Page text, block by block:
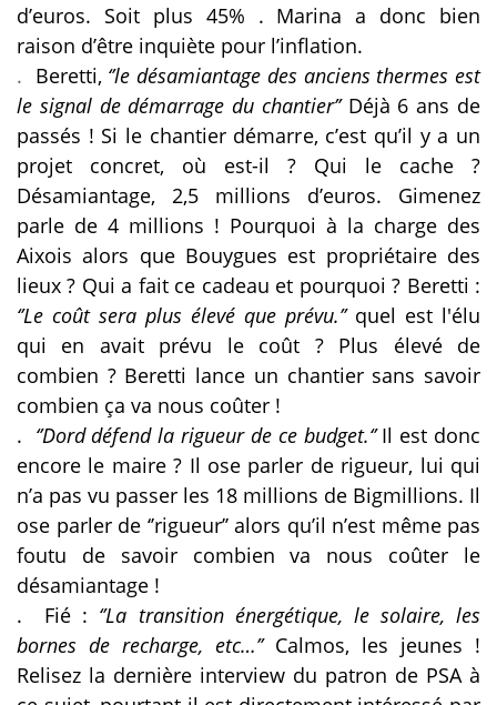
d’euros. Soit plus 45% . Marina a donc bien
raison d’être inquiète pour l’inflation.
. Beretti, ‘’le désamiantage des anciens thermes est
le signal de démarrage du chantier’’Déjà 6 ans de
passés ! Si le chantier démarre, c’est qu’il y a un
projet concret, où est-il ? Qui le cache ?
Désamiantage, 2,5 millions d’euros. Gimenez
parle de 4 millions ! Pourquoi à la charge des
Aixois alors que Bouygues est propriétaire des
lieux ? Qui a fait ce cadeau et pourquoi ? Beretti :
‘’Le coût sera plus élevé que prévu.’’quel est l'élu
qui en avait prévu le coût ? Plus élevé de
combien ? Beretti lance un chantier sans savoir
combien ça va nous coûter !
. ‘’Dord défend la rigueur de ce budget.‘’Il est donc
encore le maire ? Il ose parler de rigueur, lui qui
n’a pas vu passer les 18 millions de Bigmillions. Il
ose parler de ‘’rigueur’’ alors qu’il n’est même pas
foutu de savoir combien va nous coûter le
désamiantage !
.
Fié : ‘’La transition énergétique, le solaire, les
bornes de recharge, etc…’’ Calmos, les jeunes !
Relisez la dernière interview du patron de PSA à